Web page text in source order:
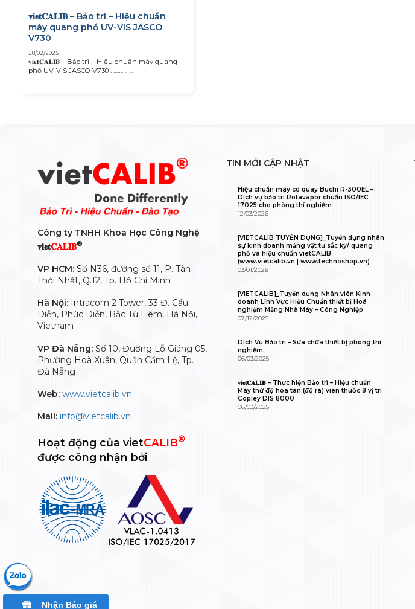
𝐯𝐢𝐞𝐭𝐂𝐀𝐋𝐈𝐁 – Bảo trì – Hiệu chuẩn
máy quang phổ UV-VIS JASCO
V730
28/02/2025
𝐯𝐢𝐞𝐭𝐂𝐀𝐋𝐈𝐁 – Bảo trì – Hiệu chuẩn máy quang
phổ UV-VIS JASCO V730 . ………. ...
Công ty TNHH Khoa Học Công Nghệ
𝐯𝐢𝐞𝐭𝐂𝐀𝐋𝐈𝐁®
VP HCM: Số N36, đường số 11, P. Tân
Thới Nhất, Q.12, Tp. Hồ Chí Minh
Hà Nội: Intracom 2 Tower, 33 Đ. Cầu
Diễn, Phúc Diễn, Bắc Từ Liêm, Hà Nội,
Vietnam
VP Đà Nẵng: Số 10, Đường Lỗ Giáng 05,
Phường Hoà Xuân, Quận Cẩm Lệ, Tp.
Đà Nẵng
Web: www.vietcalib.vn
Mail: info@vietcalib.vn
Hoạt động của vietCALIB®
được công nhận bởi
TIN MỚI CẬP NHẬT
Hiệu chuẩn máy cô quay Buchi R-300EL –
Dịch vụ bảo trì Rotavapor chuẩn ISO/IEC
17025 cho phòng thí nghiệm
12/03/2026
[VIETCALIB TUYỂN DỤNG]_Tuyển dụng nhân
sự kinh doanh mảng vật tư sắc ký/ quang
phổ và hiệu chuẩn vietCALIB
(www.vietcalib.vn | www.technoshop.vn)
03/01/2026
[VIETCALIB]_Tuyển dụng Nhân viên Kinh
doanh Lĩnh Vực Hiệu Chuẩn thiết bị Hoá
nghiệm Mảng Nhà Máy – Công Nghiệp
07/12/2025
Dịch Vụ Bảo trì – Sửa chữa thiết bị phòng thí
nghiệm.
06/03/2025
𝐯𝐢𝐞𝐭𝐂𝐀𝐋𝐈𝐁 – Thực hiện Bảo trì – Hiệu chuẩn
Máy thử độ hòa tan (độ rã) viên thuốc 8 vị trí
Copley DIS 8000
06/03/2025
Nhận Báo giá